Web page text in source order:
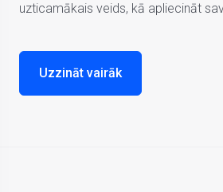
uzticamākais veids, kā apliecināt
Uzzināt vairāk